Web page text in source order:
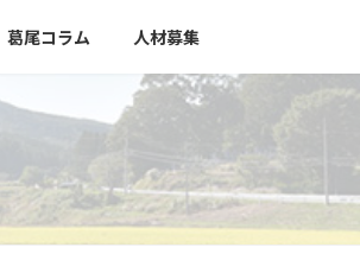
葛尾コラム 人材募集